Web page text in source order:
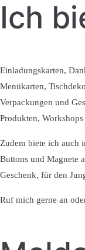
Ich
Einladungskarten,
Menükarten,
Verpackungen und
Produkten,
Zudem biete ich auch
Buttons und Magnete
Geschenk, für den
Ruf mich gerne an